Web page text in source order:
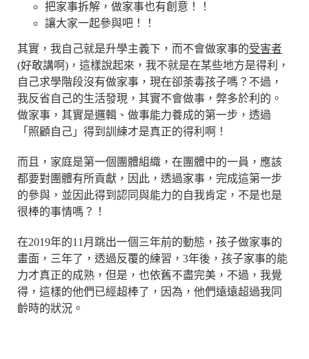
把家事拆解，做家事也有創意！！
讓大家一起參與吧！！
其實，我自己就是升學主義下，而不會做家事的受害者
(好敢講啊)，這樣說起來，我不就是在某些地方是得利，
自己求學階段沒有做家事，現在卻荼毒孩子嗎？不過，
我反省自己的生活發現，其實不會做事，弊多於利的。
做家事，其實是邏輯、做事能力養成的第一步，透過
「照顧自己」得到訓練才是真正的得利啊！
而且，家庭是第一個團體組織，在團體中的一員，應該
都要對團體有所貢獻，因此，透過家事，完成這第一步
的參與，並因此得到認同與能力的自我肯定，不是也是
很棒的事情嗎？！
在2019年的11月跳出一個三年前的動態，孩子做家事的
畫面，三年了，透過反覆的練習，3年後，孩子家事的能
力才真正的成熟，但是，也依舊不盡完美，不過，我覺
得，這樣的他們已經超棒了，因為，他們遠遠超過我同
齡時的狀況。